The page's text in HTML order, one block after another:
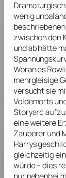
wenig
zwischen den
und ab hätte
Woran es
mehrgleisige
versucht sie
Voldemorts
Storyarc
eine weitere
Zauberer und
Harrys
gleichzeitig
würde – dies